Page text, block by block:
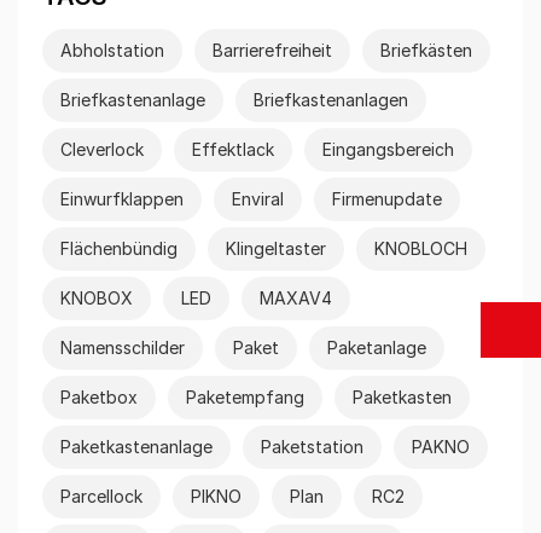
Abholstation Barrierefreiheit Briefkästen
Briefkastenanlage Briefkastenanlagen
Cleverlock Effektlack Eingangsbereich
Einwurfklappen Enviral Firmenupdate
Flächenbündig Klingeltaster KNOBLOCH
KNOBOX LED MAXAV4
Namensschilder Paket Paketanlage
Paketbox Paketempfang Paketkasten
Paketkastenanlage Paketstation PAKNO
Parcellock PIKNO Plan RC2